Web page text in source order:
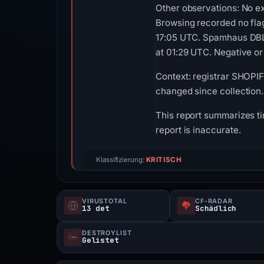
Other observations: No
Browsing recorded no
17:05 UTC. Spamhaus
at 01:29 UTC. Negative
Context: registrar
changed since collection.
This report summarizes
report is inaccurate.
Klassifizierung: KRITISCH
VIRUSTOTAL
13 det
CF-RADAR
Schädlich
DESTROYLIST
Gelistet